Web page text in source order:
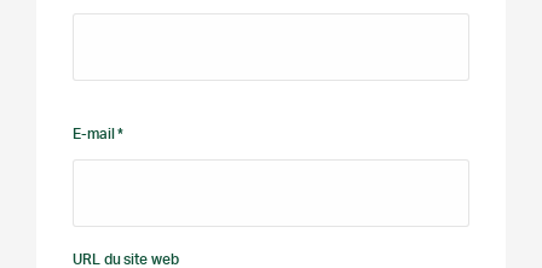
E-mail *
URL du site web